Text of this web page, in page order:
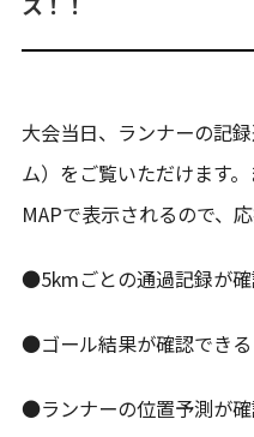
大会当日、ランナーの記
ム）をご覧いただけます
MAPで表示されるので、
●5kmごとの通過記録が確
●ゴール結果が確認できる
●ランナーの位置予測が確